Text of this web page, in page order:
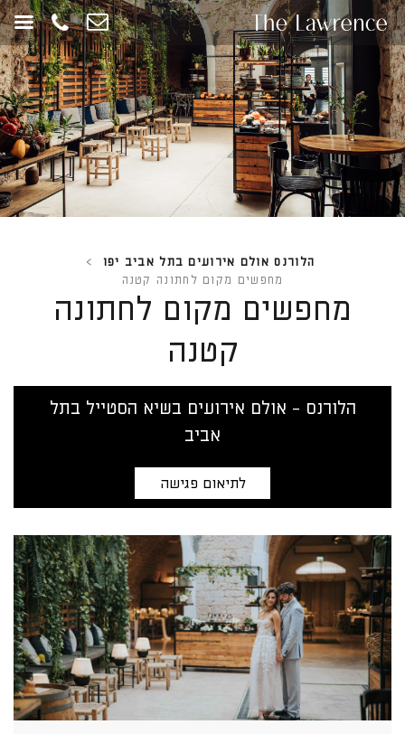
תחילתו
של
דף
אינטרנט,
לחץ
אנטר
כדי
לעבור
לאזור
תוכן
הלורנס אולם אירועים בתל אביב יפו
>
מחפשים מקום לחתונה קטנה
מחפשים מקום לחתונה
קטנה
הלורנס - אולם אירועים בשיא הסטייל בתל
אביב
לתיאום פגישה